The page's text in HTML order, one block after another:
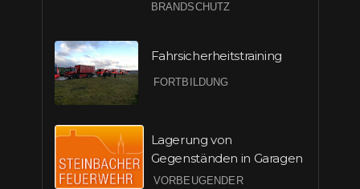
BRANDSCHUTZ
Fahrsicherheitstraining
FORTBILDUNG
Lagerung von
Gegenständen in Garagen
VORBEUGENDER